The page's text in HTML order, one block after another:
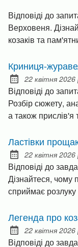
Відповіді до
Верховеня.
козаків та
Криниця-
Posted on:
22 квітня 2026
Відповіді до
Розбір сюжету,
а також прислів'я
Ластівки
Posted on:
22 квітня 2026
Відповіді до
Дізнайтеся, чому
сприймає
Легенда про
Posted on:
22 квітня 2026
Відповіді до